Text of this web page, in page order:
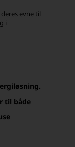
evne til
i
til både